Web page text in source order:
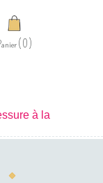
0
la main je ne